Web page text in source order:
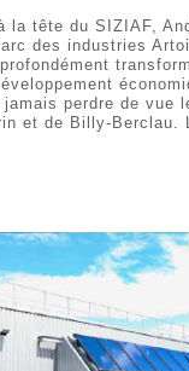
la tête du SIZIAF,
des industries
perdre de vue
et de Billy-Berclau.